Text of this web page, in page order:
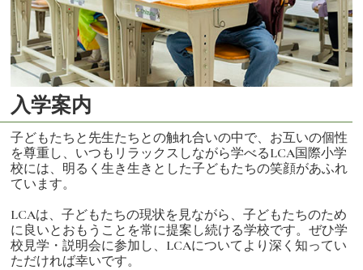
入学案内
子どもたちと先生たちとの触れ合いの中で、お互いの個性
を尊重し、いつもリラックスしながら学べるLCA国際小学
校には、明るく生き生きとした子どもたちの笑顔があふれ
ています。
LCAは、子どもたちの現状を見ながら、子どもたちのため
に良いとおもうことを常に提案し続ける学校です。ぜひ学
校見学・説明会に参加し、LCAについてより深く知ってい
ただければ幸いです。